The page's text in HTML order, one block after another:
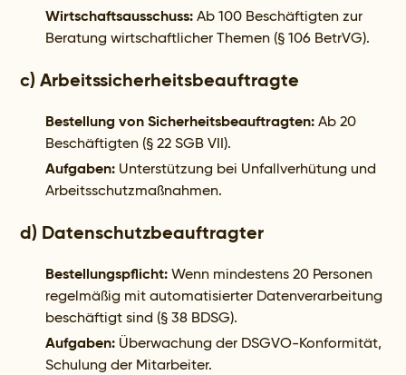
Wirtschaftsausschuss: Ab 100 Beschäftigten zur
Beratung wirtschaftlicher Themen (§ 106 BetrVG).
c) Arbeitssicherheitsbeauftragte
Bestellung von Sicherheitsbeauftragten: Ab 20
Beschäftigten (§ 22 SGB VII).
Aufgaben: Unterstützung bei Unfallverhütung und
Arbeitsschutzmaßnahmen.
d) Datenschutzbeauftragter
Bestellungspflicht: Wenn mindestens 20 Personen
regelmäßig mit automatisierter Datenverarbeitung
beschäftigt sind (§ 38 BDSG).
Aufgaben: Überwachung der DSGVO-Konformität,
Schulung der Mitarbeiter.